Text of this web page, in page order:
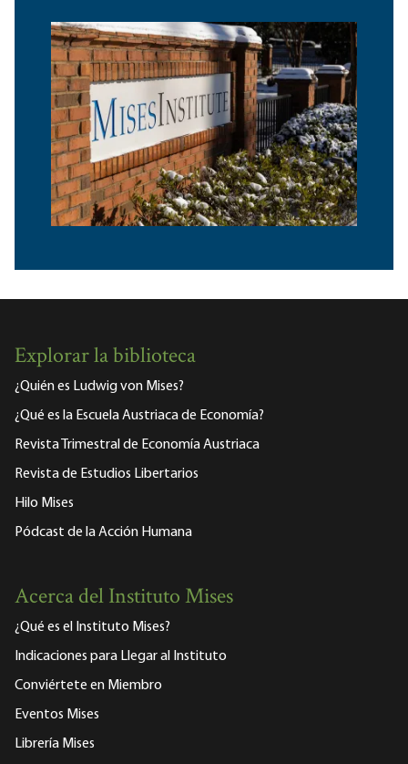
Explorar la biblioteca
¿Quién es Ludwig von Mises?
¿Qué es la Escuela Austriaca de Economía?
Revista Trimestral de Economía Austriaca
Revista de Estudios Libertarios
Hilo Mises
Pódcast de la Acción Humana
Acerca del Instituto Mises
¿Qué es el Instituto Mises?
Indicaciones para Llegar al Instituto
Conviértete en Miembro
Eventos Mises
Librería Mises